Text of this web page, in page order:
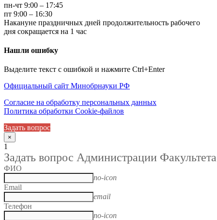
пн-чт 9:00 – 17:45
пт 9:00 – 16:30
Накануне праздничных дней продолжительность рабочего
дня сокращается на 1 час
Нашли ошибку
Выделите текст с ошибкой и нажмите Ctrl+Enter
Официальный сайт Минобрнауки РФ
Согласие на обработку персональных данных
Политика обработки Cookie-файлов
Задать вопрос
×
1
Задать вопрос Администрации Факультета
ФИО
no-icon
Email
email
Телефон
no-icon